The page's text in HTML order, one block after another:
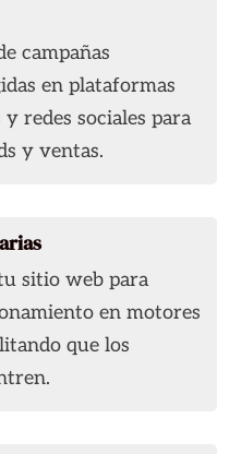
campañas
en plataformas
redes sociales para
y ventas.
sitio web para
en motores
que los